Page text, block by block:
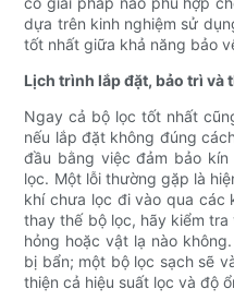
dựa trên kinh nghiệm sử
tốt nhất giữa khả năng bảo
Lịch trình lắp đặt, bảo trì và
Ngay cả bộ lọc tốt nhất
nếu lắp đặt không đúng
đầu bằng việc đảm bảo
lọc. Một lỗi thường gặp là
khí chưa lọc đi vào qua các
thay thế bộ lọc, hãy kiểm
hỏng hoặc vật lạ nào
bị bẩn; một bộ lọc sạch sẽ
thiện cả hiệu suất lọc và độ